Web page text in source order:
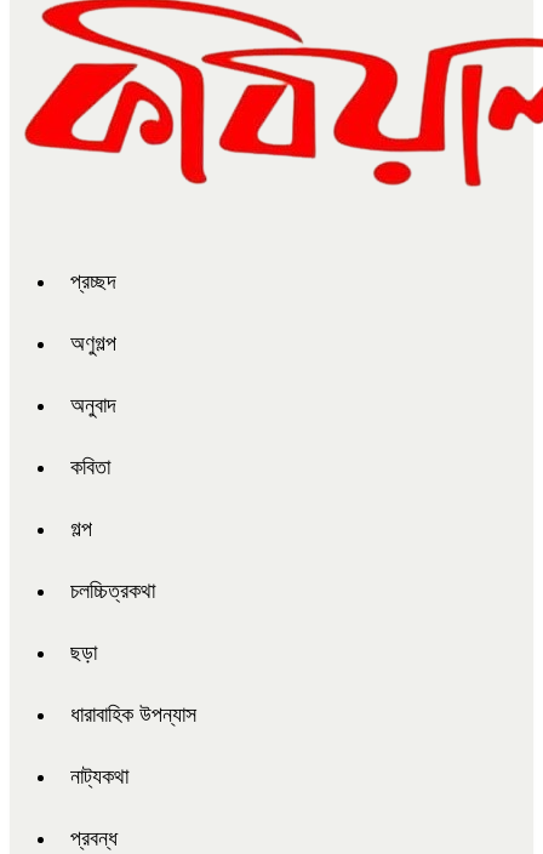
প্রচ্ছদ
অণুগল্প
অনুবাদ
কবিতা
গল্প
চলচ্চিত্রকথা
ছড়া
ধারাবাহিক উপন্যাস
নাট্যকথা
প্রবন্ধ